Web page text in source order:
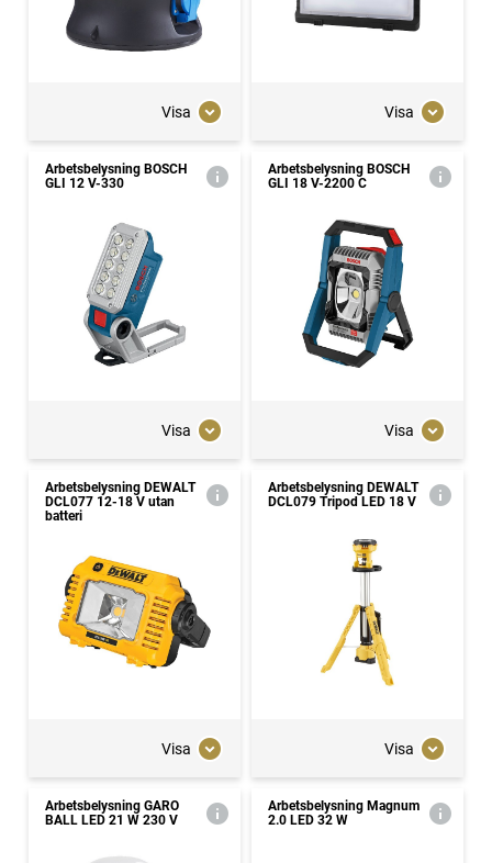
Visa Visa
Arbetsbelysning BOSCH
GLI 12 V-330
Visa
Arbetsbelysning BOSCH
GLI 18 V-2200 C
Visa
Arbetsbelysning DEWALT
DCL077 12-18 V utan
batteri
Visa
Arbetsbelysning DEWALT
DCL079 Tripod LED 18 V
Visa
Arbetsbelysning GARO
BALL LED 21 W 230 V
Arbetsbelysning Magnum
2.0 LED 32 W